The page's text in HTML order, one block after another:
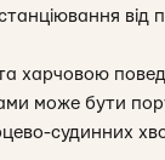
від
харчовою
може бути
судинних